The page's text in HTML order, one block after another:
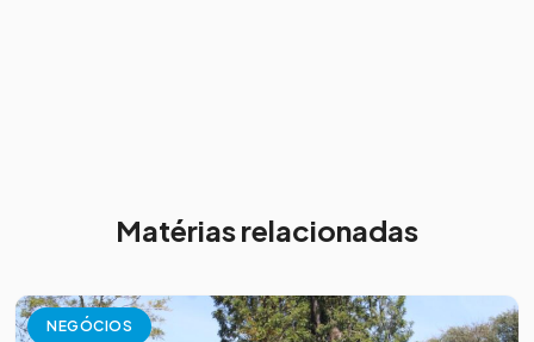
Matérias relacionadas
NEGÓCIOS